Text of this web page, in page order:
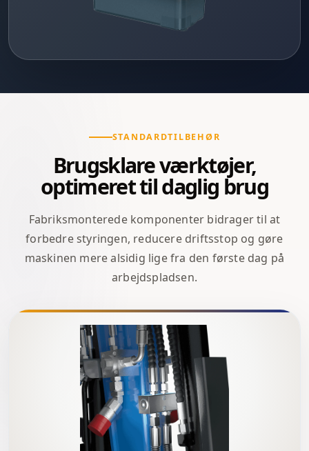
STANDARDTILBEHØR
Brugsklare værktøjer,
optimeret til daglig brug
Fabriksmonterede komponenter bidrager til at
forbedre styringen, reducere driftsstop og gøre
maskinen mere alsidig lige fra den første dag på
arbejdspladsen.